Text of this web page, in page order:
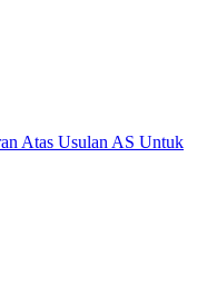
Atas Usulan AS Untuk